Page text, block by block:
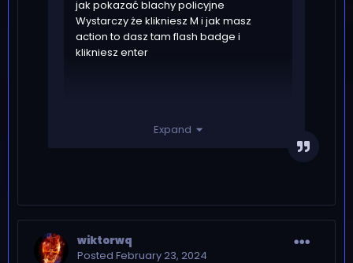
jak pokazać blachy policyjne
Wystarczy że klikniesz M i jak masz
action to dasz tam flash badge i
klikniesz enter
Expand
wiktorwq
Posted February 23, 2024